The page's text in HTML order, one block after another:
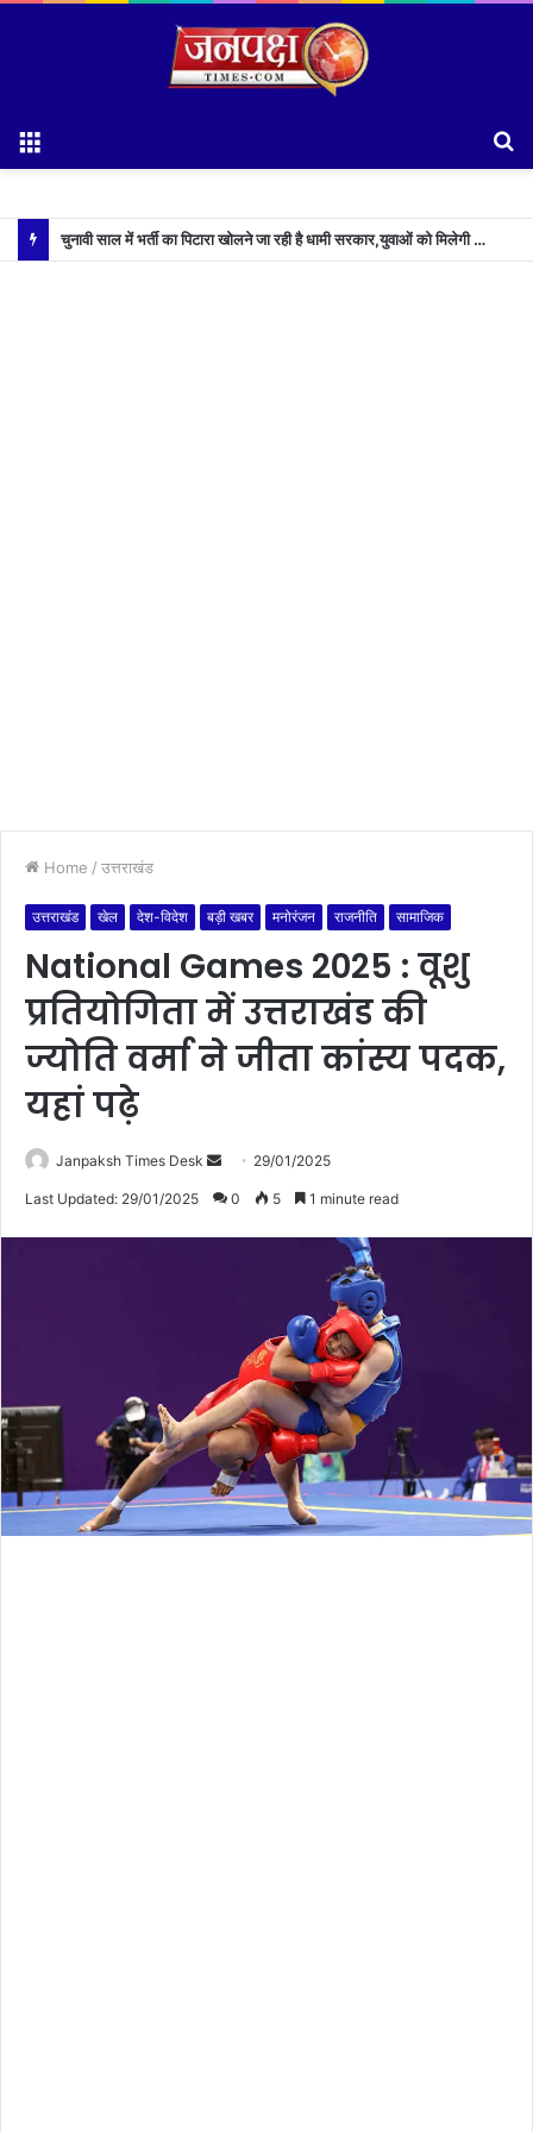
चुनावी साल में भर्ती का पिटारा खोलने जा रही है धामी सरकार,युवाओं को मिलेगी 34 हजार रिकॉर्ड भर्तियों की सौगात
Home / उत्तराखंड
उत्तराखंड खेल देश-विदेश बड़ी खबर मनोरंजन राजनीति सामाजिक
National Games 2025 : वूशु
प्रतियोगिता में उत्तराखंड की
ज्योति वर्मा ने जीता कांस्य पदक,
यहां पढ़े
Janpaksh Times Desk
e
a
i
l
29/01/2025
Last Updated: 29/01/2025 0 5 1 minute read